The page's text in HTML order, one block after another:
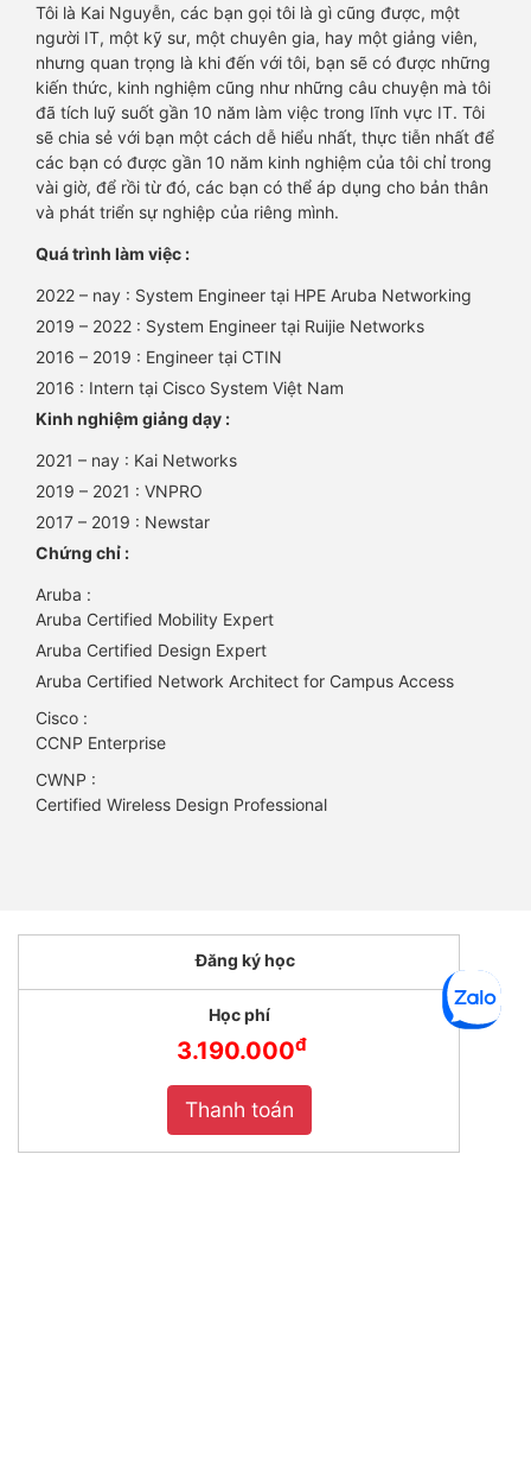
Tôi là Kai Nguyễn, các bạn gọi tôi là gì cũng được, một
người IT, một kỹ sư, một chuyên gia, hay một giảng viên,
nhưng quan trọng là khi đến với tôi, bạn sẽ có được những
kiến thức, kinh nghiệm cũng như những câu chuyện mà tôi
đã tích luỹ suốt gần 10 năm làm việc trong lĩnh vực IT. Tôi
sẽ chia sẻ với bạn một cách dễ hiểu nhất, thực tiễn nhất để
các bạn có được gần 10 năm kinh nghiệm của tôi chỉ trong
vài giờ, để rồi từ đó, các bạn có thể áp dụng cho bản thân
và phát triển sự nghiệp của riêng mình.
Quá trình làm việc :
2022 – nay : System Engineer tại HPE Aruba Networking
2019 – 2022 : System Engineer tại Ruijie Networks
2016 – 2019 : Engineer tại CTIN
2016 : Intern tại Cisco System Việt Nam
Kinh nghiệm giảng dạy :
2021 – nay : Kai Networks
2019 – 2021 : VNPRO
2017 – 2019 : Newstar
Chứng chỉ :
Aruba :
Aruba Certified Mobility Expert
Aruba Certified Design Expert
Aruba Certified Network Architect for Campus Access
Cisco :
CCNP Enterprise
CWNP :
Certified Wireless Design Professional
Đăng ký học
Học phí
3.190.000đ
Thanh toán